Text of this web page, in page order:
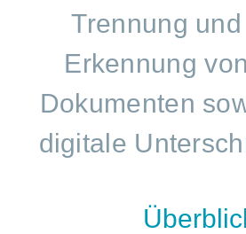
Trennung und
Erkennung von
Dokumenten
digitale